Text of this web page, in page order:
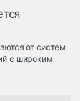
от систем
с широким